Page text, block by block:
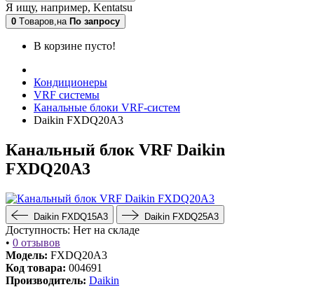
Я ищу, например, Kentatsu
0 Tоваров,на По запросу
В корзине пусто!
Кондиционеры
VRF системы
Канальные блоки VRF-систем
Daikin FXDQ20A3
Канальный блок VRF Daikin
FXDQ20A3
Daikin FXDQ15A3 Daikin FXDQ25A3
Доступность: Нет на складе
• 0 отзывов
Модель: FXDQ20A3
Код товара: 004691
Производитель: Daikin